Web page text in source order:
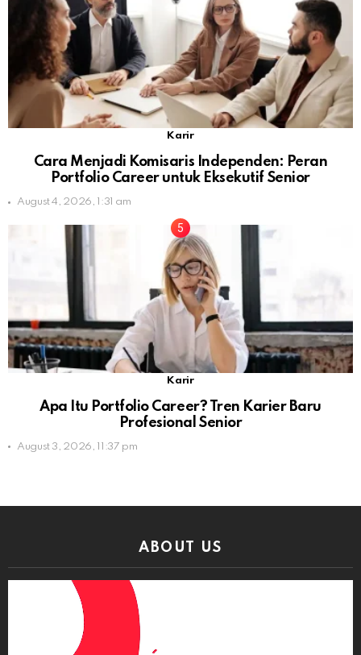
Karir
Cara Menjadi Komisaris Independen: Peran
Portfolio Career untuk Eksekutif Senior
August 4, 2026, 1:31 am
Karir
Apa Itu Portfolio Career? Tren Karier Baru
Profesional Senior
August 3, 2026, 11:37 pm
ABOUT US